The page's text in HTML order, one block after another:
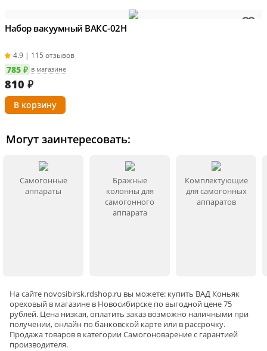
Набор вакуумный ВАКС-02Н
4.9 | 115 отзывов
785 ₽ в магазине
810 ₽
Могут заинтересовать:
Самогонные
аппараты
Бражные
колонны для
самогонного
аппарата
Комплектующие
для самогонных
аппаратов
На сайте novosibirsk.rdshop.ru вы можете: купить ВАД Коньяк
ореховый в магазине в Новосибирске по выгодной цене 75
рублей. Цена низкая, оплатить заказ возможно наличными при
получении, онлайн по банковской карте или в рассрочку.
Продажа товаров в категорииСамогоноварениес гарантией
производителя.